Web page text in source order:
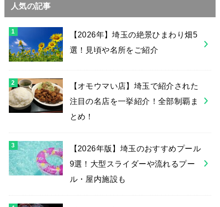
人気の記事
【2026年】埼玉の絶景ひまわり畑5
選！見頃や名所をご紹介
【オモウマい店】埼玉で紹介された
注目の名店を一挙紹介！全部制覇ま
とめ！
【2026年版】埼玉のおすすめプール
9選！大型スライダーや流れるプー
ル・屋内施設も